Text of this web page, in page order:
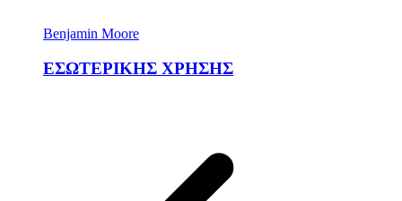
Benjamin Moore
ΕΣΩΤΕΡΙΚΗΣ ΧΡΗΣΗΣ